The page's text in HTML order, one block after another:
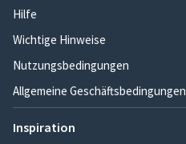
Hilfe
Wichtige Hinweise
Nutzungsbedingungen
Allgemeine Geschäftsbedingungen
Inspiration